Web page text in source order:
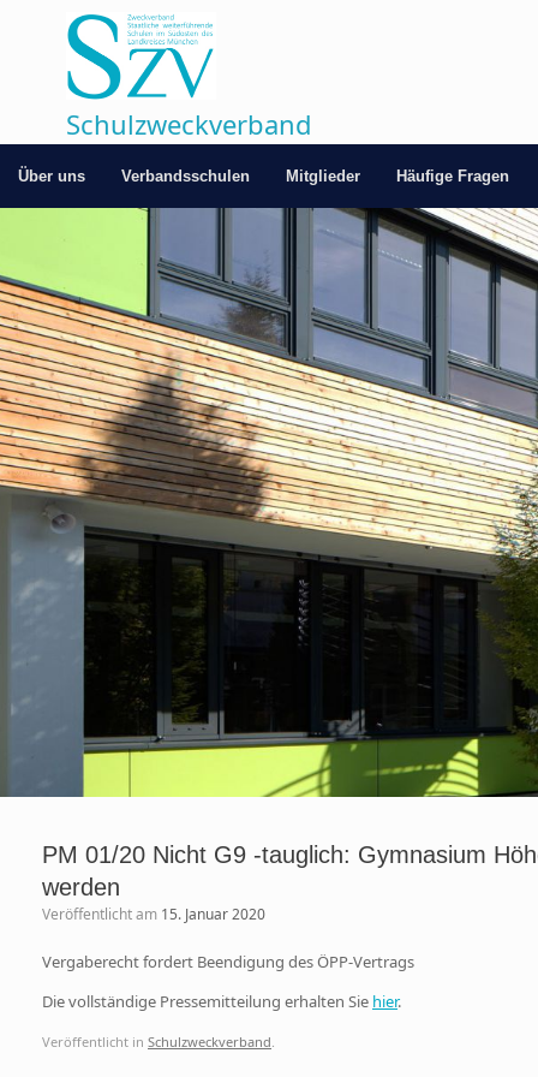
Schulzweckverband
Über uns Verbandsschulen Mitglieder Häufige Fragen
PM 01/20 Nicht G9 -tauglich: Gymnasium
werden
Veröffentlicht am 15. Januar 2020
Vergaberecht fordert Beendigung des ÖPP-Vertrags
Die vollständige Pressemitteilung erhalten Sie hier.
Veröffentlicht in Schulzweckverband.